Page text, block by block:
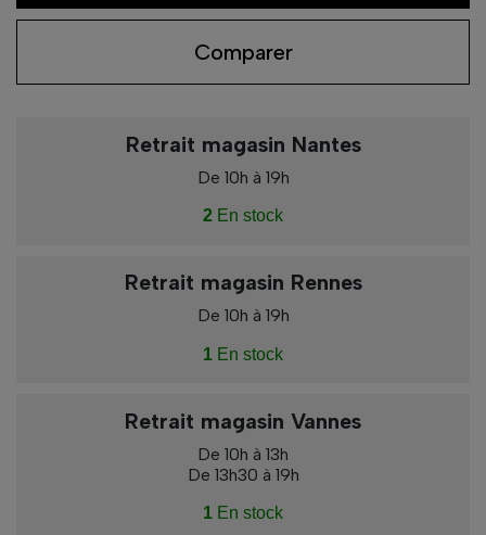
Comparer
Retrait magasin Nantes
De 10h à 19h
2 En stock
Retrait magasin Rennes
De 10h à 19h
1 En stock
Retrait magasin Vannes
De 10h à 13h
De 13h30 à 19h
1 En stock